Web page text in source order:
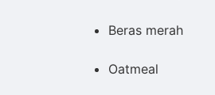
Beras merah
Oatmeal